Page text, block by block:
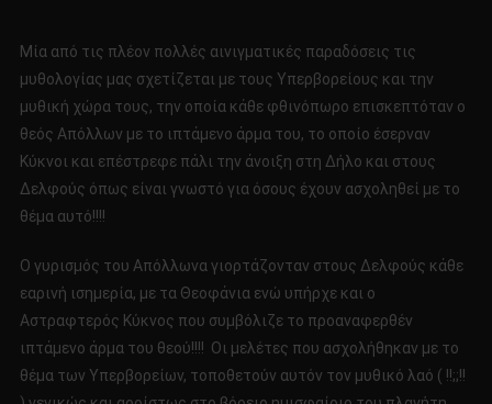
Μία από τις πλέον πολλές αινιγματικές παραδόσεις τις
μυθολογίας μας σχετίζεται με τους Υπερβορείους και την
μυθική χώρα τους, την οποία κάθε φθινόπωρο επισκεπτόταν ο
θεός Απόλλων με το ιπτάμενο άρμα του, το οποίο έσερναν
Κύκνοι και επέστρεφε πάλι την άνοιξη στη Δήλο και στους
Δελφούς όπως είναι γνωστό για όσους έχουν ασχοληθεί με το
θέμα αυτό!!!!
Ο γυρισμός του Απόλλωνα γιορτάζονταν στους Δελφούς κάθε
εαρινή ισημερία, με τα Θεοφάνια ενώ υπήρχε και ο
Αστραφτερός Κύκνος που συμβόλιζε το προαναφερθέν
ιπτάμενο άρμα του θεού!!!! Οι μελέτες που ασχολήθηκαν με το
θέμα των Υπερβορείων, τοποθετούν αυτόν τον μυθικό λαό ( !!;;!!